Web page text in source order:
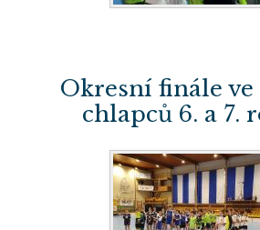
Okresní finále
chlapců 6. a 7.